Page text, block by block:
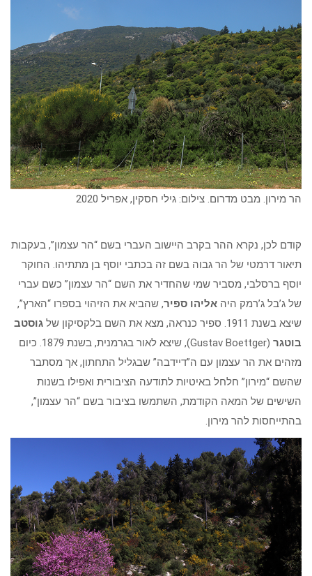
הר מירון. מבט מדרום. צילום: גילי חסקין, אפריל 2020
קודם לכן, נקרא ההר בקרב היישוב העברי בשם “הר עצמון”, בעקבות
תיאור דרמטי של הר גבוה בשם זה בכתבי יוסף בן מתתיהו. החוקר
יוסף ברסלבי, מסביר שמי שהחדיר את השם “הר עצמון” כשם עברי
של ג’בל ג’רמק היה אליהו ספיר, שהביא את הזיהוי בספרו “הארץ”,
שיצא בשנת 1911. ספיר כנראה, מצא את השם בלקסיקון של
גוסטב
בוטגר
(Gustav Boettger), שיצא לאור בגרמנית, בשנת 1879. כיום
מזהים את הר עצמון עם ה”דיידבה” שבגליל התחתון, אך מסתבר
שהשם “מירון” חלחל באיטיות לתודעה הציבורית ואפילו בשנות
השישים של המאה הקודמת, השתמשו בציבור בשם “הר עצמון”,
בהתייחסות להר מירון.